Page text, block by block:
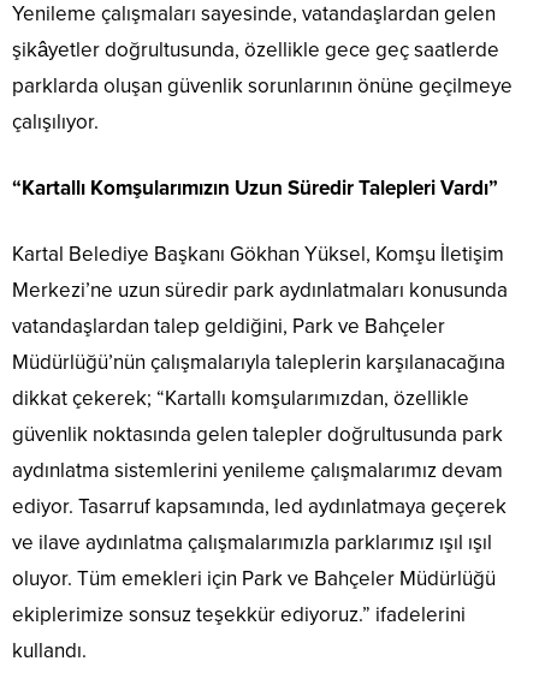
Yenileme çalışmaları sayesinde, vatandaşlardan gelen
şikâyetler doğrultusunda, özellikle gece geç saatlerde
parklarda oluşan güvenlik sorunlarının önüne geçilmeye
çalışılıyor.
“Kartallı Komşularımızın Uzun Süredir Talepleri Vardı”
Kartal Belediye Başkanı Gökhan Yüksel, Komşu İletişim
Merkezi’ne uzun süredir park aydınlatmaları konusunda
vatandaşlardan talep geldiğini, Park ve Bahçeler
Müdürlüğü’nün çalışmalarıyla taleplerin karşılanacağına
dikkat çekerek; “Kartallı komşularımızdan, özellikle
güvenlik noktasında gelen talepler doğrultusunda park
aydınlatma sistemlerini yenileme çalışmalarımız devam
ediyor. Tasarruf kapsamında, led aydınlatmaya geçerek
ve ilave aydınlatma çalışmalarımızla parklarımız ışıl ışıl
oluyor. Tüm emekleri için Park ve Bahçeler Müdürlüğü
ekiplerimize sonsuz teşekkür ediyoruz.” ifadelerini
kullandı.